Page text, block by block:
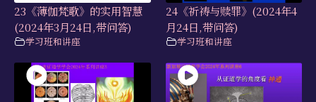
23《薄伽梵歌》的实用智慧
(2024年3月24日,带问答)
学习班和讲座
24《祈祷与赎罪》(2024年4
月24日,带问答)
学习班和讲座